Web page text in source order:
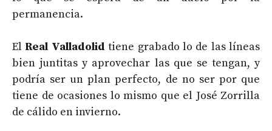
permanencia.
El Real Valladolid tiene grabado lo de las líneas
bien juntitas y aprovechar las que se tengan, y
podría ser un plan perfecto, de no ser por que
tiene de ocasiones lo mismo que el José Zorrilla
de cálido en invierno.